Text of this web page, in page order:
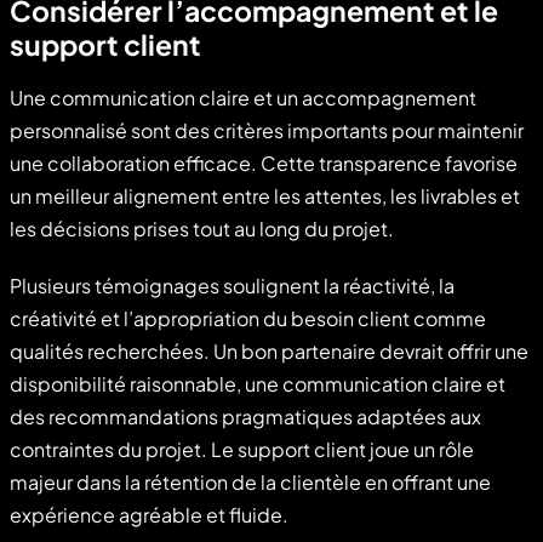
Considérer l’accompagnement et le
support client
Une communication claire et un accompagnement
personnalisé sont des critères importants pour maintenir
une collaboration efficace. Cette transparence favorise
un meilleur alignement entre les attentes, les livrables et
les décisions prises tout au long du projet.
Plusieurs témoignages soulignent la réactivité, la
créativité et l’appropriation du besoin client comme
qualités recherchées. Un bon partenaire devrait offrir une
disponibilité raisonnable, une communication claire et
des recommandations pragmatiques adaptées aux
contraintes du projet. Le support client joue un rôle
majeur dans la rétention de la clientèle en offrant une
expérience agréable et fluide.